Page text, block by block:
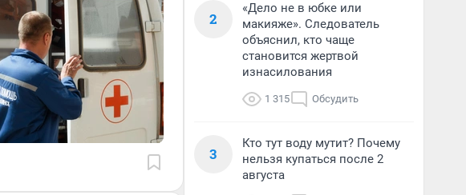
2
«Дело не в юбке или
макияже». Следователь
объяснил, кто чаще
становится жертвой
изнасилования
1 315 Обсудить
3
Кто тут воду мутит? Почему
нельзя купаться после 2
августа